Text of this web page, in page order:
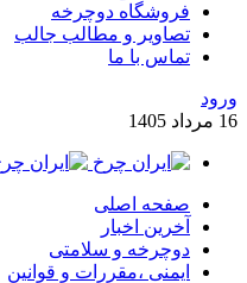
فروشگاه دوچرخه
تصاویر و مطالب جالب
تماس با ما
ورود
16 مرداد 1405
صفحه اصلی
آخرین اخبار
دوچرخه و سلامتی
ایمنی ،مقررات و قوانین